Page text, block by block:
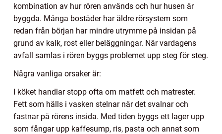
kombination av hur rören används och hur husen är
byggda. Många bostäder har äldre rörsystem som
redan från början har mindre utrymme på insidan på
grund av kalk, rost eller beläggningar. När vardagens
avfall samlas i rören byggs problemet upp steg för steg.
Några vanliga orsaker är:
I köket handlar stopp ofta om matfett och matrester.
Fett som hälls i vasken stelnar när det svalnar och
fastnar på rörens insida. Med tiden byggs ett lager upp
som fångar upp kaffesump, ris, pasta och annat som